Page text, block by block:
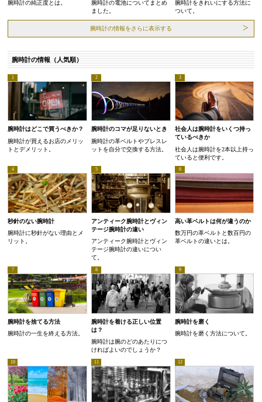
腕時計の純正度とは。
腕時計の電池についてまとめ
ました。
腕時計をきれいにする方法に
ついて。
腕時計の情報をさらに表示する
腕時計の情報（人気順）
腕時計はどこで買うべきか？
腕時計が買えるお店のメリッ
トとデメリット。
腕時計のコマが足りないとき
腕時計の革ベルトやブレスレ
ットを自分で交換する方法。
社会人は腕時計をいくつ持っ
ているべきか
社会人は腕時計を2本以上持っ
ていると便利です。
秒針のない腕時計
腕時計に秒針がない理由とメ
リット。
アンティーク腕時計とヴィン
テージ腕時計の違い
アンティーク腕時計とヴィン
テージ腕時計の違いについ
て。
高い革ベルトは何が違うのか
数万円の革ベルトと数百円の
革ベルトの違いとは。
腕時計を捨てる方法
腕時計の一生を終える方法。
腕時計を着ける正しい位置
は？
腕時計は腕のどのあたりにつ
ければよいのでしょうか？
腕時計を磨く
腕時計を磨く方法について。